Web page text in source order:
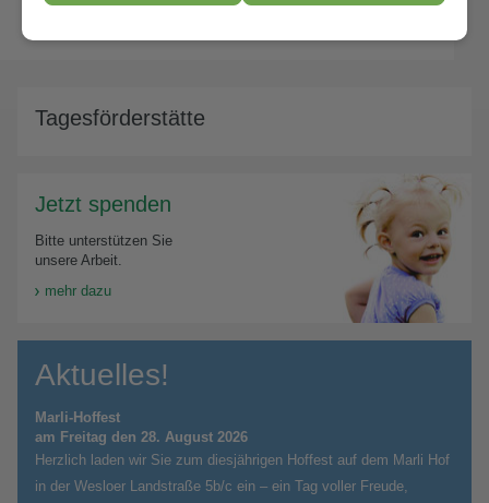
Tagesförderstätte
Jetzt spenden
Bitte unterstützen Sie
unsere Arbeit.
mehr dazu
Aktuelles!
Marli-Hoffest
am Freitag den 28. August 2026
Herzlich laden wir Sie zum diesjährigen Hoffest auf dem Marli Hof
in der Wesloer Landstraße 5b/c ein – ein Tag voller Freude,